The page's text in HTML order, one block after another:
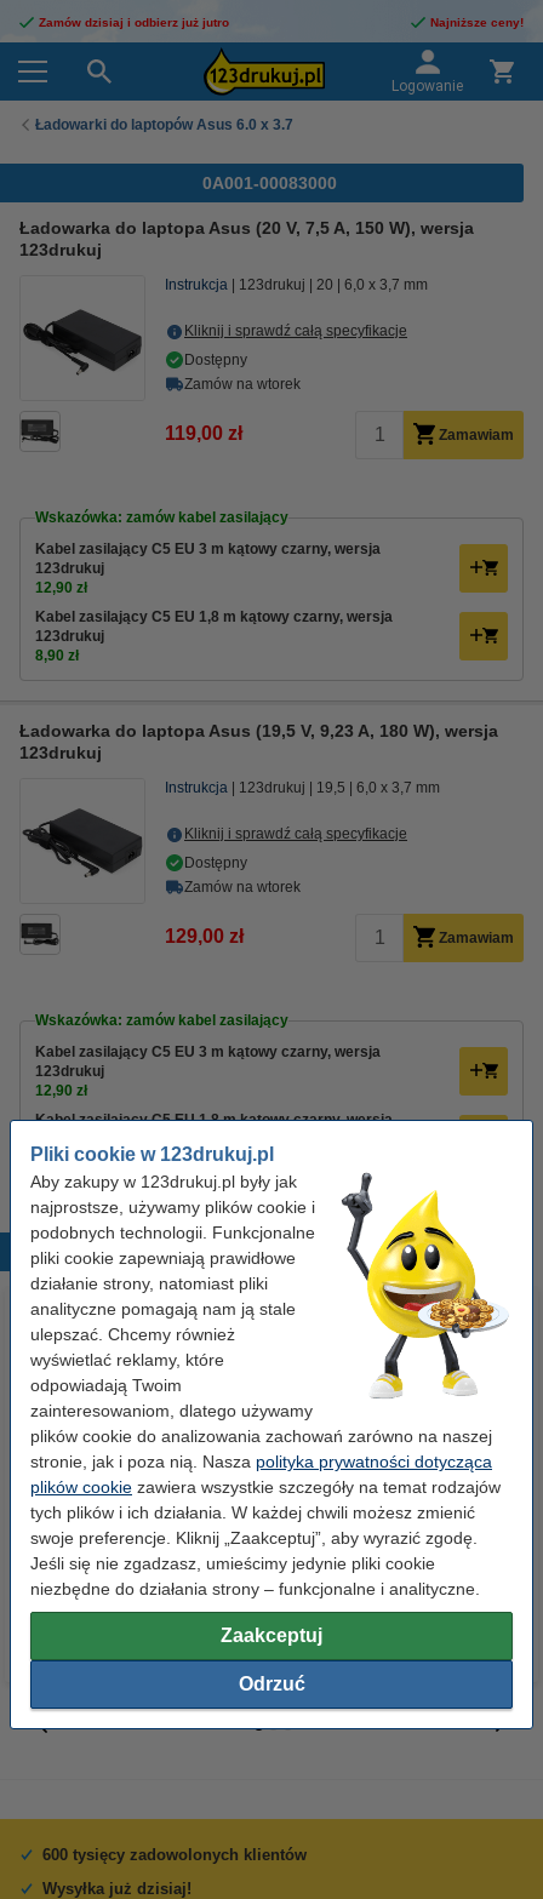
Pliki cookie w 123drukuj.pl
Aby zakupy w 123drukuj.pl były jak
najprostsze, używamy plików cookie i
podobnych technologii. Funkcjonalne
pliki cookie zapewniają prawidłowe
działanie strony, natomiast pliki
analityczne pomagają nam ją stale
ulepszać. Chcemy również
wyświetlać reklamy, które
odpowiadają Twoim
zainteresowaniom, dlatego używamy
plików cookie do analizowania zachowań zarówno na naszej
stronie, jak i poza nią. Nasza polityka prywatności dotycząca
plików cookie zawiera wszystkie szczegóły na temat rodzajów
tych plików i ich działania. W każdej chwili możesz zmienić
swoje preferencje. Kliknij „Zaakceptuj”, aby wyrazić zgodę.
Jeśli się nie zgadzasz, umieścimy jedynie pliki cookie
niezbędne do działania strony – funkcjonalne i analityczne.
Zaakceptuj
Odrzuć
Zamów dzisiaj i odbierz już jutro Najniższe ceny!
Logowanie
Ładowarki do laptopów Asus 6.0 x 3.7
0A001-00083000
Ładowarka do laptopa Asus (20 V, 7,5 A, 150 W), wersja
123drukuj
Instrukcja 123drukuj 20 6,0 x 3,7 mm
Kliknij i sprawdź całą specyfikacje
Dostępny
Zamów na wtorek
119,00 zł Zamawiam
Wskazówka: zamów kabel zasilający
Kabel zasilający C5 EU 3 m kątowy czarny, wersja
123drukuj
12,90 zł
Kabel zasilający C5 EU 1,8 m kątowy czarny, wersja
123drukuj
8,90 zł
Ładowarka do laptopa Asus (19,5 V, 9,23 A, 180 W), wersja
123drukuj
Instrukcja 123drukuj 19,5 6,0 x 3,7 mm
Kliknij i sprawdź całą specyfikacje
Dostępny
Zamów na wtorek
129,00 zł Zamawiam
Wskazówka: zamów kabel zasilający
Kabel zasilający C5 EU 3 m kątowy czarny, wersja
123drukuj
12,90 zł
Kabel zasilający C5 EU 1,8 m kątowy czarny, wersja
8,90 zł
Popularne produkty
Spinacze biurowe 33 mm
okrągłe (100 sztuk), 123drukuj
2,90 zł z VAT
Segregator A4 plastikowy
niebieski 80 mm, 123drukuj
9,90 zł z VAT
600 tysięcy zadowolonych klientów
Wysyłka już dzisiaj!